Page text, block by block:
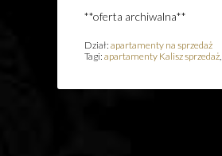
**oferta archiwalna**
Dział: apartamenty na sprzedaż
Tagi: apartamenty Kalisz sprzedaż,